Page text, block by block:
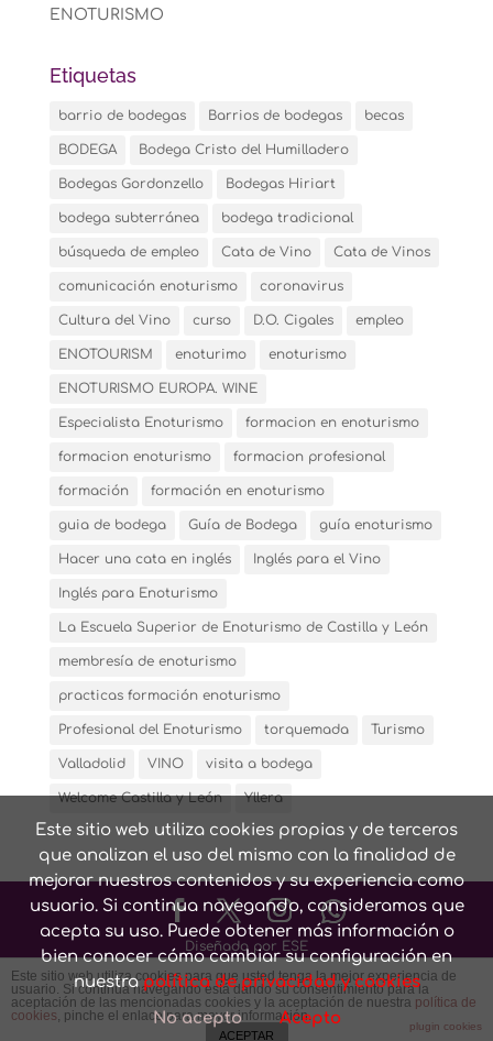
Este sitio web utiliza cookies propias y de terceros
que analizan el uso del mismo con la finalidad de
mejorar nuestros contenidos y su experiencia como
usuario. Si continua navegando, consideramos que
acepta su uso. Puede obtener más información o
bien conocer cómo cambiar su configuración en
nuestrapolítica de privacidad y cookies
No acepto
Acepto
ENOTURISMO
Etiquetas
barrio de bodegas Barrios de bodegas becas
BODEGA Bodega Cristo del Humilladero
Bodegas Gordonzello Bodegas Hiriart
bodega subterránea bodega tradicional
búsqueda de empleo Cata de Vino Cata de Vinos
comunicación enoturismo coronavirus
Cultura del Vino curso D.O. Cigales empleo
ENOTOURISM enoturimo enoturismo
ENOTURISMO EUROPA. WINE
Especialista Enoturismo formacion en enoturismo
formacion enoturismo formacion profesional
formación formación en enoturismo
guia de bodega Guía de Bodega guía enoturismo
Hacer una cata en inglés Inglés para el Vino
Inglés para Enoturismo
La Escuela Superior de Enoturismo de Castilla y León
membresía de enoturismo
practicas formación enoturismo
Profesional del Enoturismo torquemada Turismo
Valladolid VINO visita a bodega
Welcome Castilla y León Yllera
Diseñado por ESE
Este sitio web utiliza cookies para que usted tenga la mejor experiencia de
usuario. Si continúa navegando está dando su consentimiento para la
aceptación de las mencionadas cookies y la aceptación de nuestra política de
cookies, pinche el enlace para mayor información.
plugin cookies
ACEPTAR
Conozca nuestraPolítica de privacidad y cookies yAviso
legal